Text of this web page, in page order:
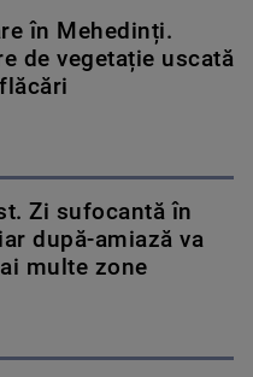
în Mehedinți.
de vegetație uscată
Zi sufocantă în
după-amiază va
multe zone